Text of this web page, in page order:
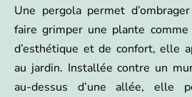
Une pergola permet
faire grimper une plante
d’esthétique et de confort, elle
au jardin. Installée contre un
au-dessus d’une allée, elle